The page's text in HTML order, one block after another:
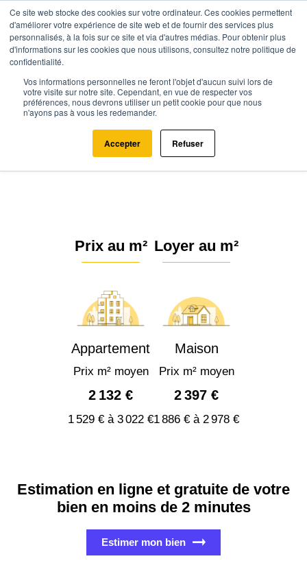
Ce site web stocke des cookies sur votre ordinateur. Ces cookies permettent
d'améliorer votre expérience de site web et de fournir des services plus
personnalisés, à la fois sur ce site et via d'autres médias. Pour obtenir plus
d'informations sur les cookies que nous utilisons, consultez notre politique de
confidentialité.
Vos informations personnelles ne feront l'objet d'aucun suivi lors de
votre visite sur notre site. Cependant, en vue de respecter vos
préférences, nous devrons utiliser un petit cookie pour que nous
n'ayons pas à vous les redemander.
Accepter Refuser
Agence.immo Prix immobilier Hauts-de-France Oise
Villers-Saint-Paul (60870)
Estimation immobilière à Villers-
Saint-Paul : Prix m² 2026
Prix au m²
Appartement
Prix m² moyen
2 132 €
1 529 € à 3 022 €
Loyer au m²
Maison
Prix m² moyen
2 397 €
1 886 € à 2 978 €
Estimation en ligne et gratuite de votre
bien en moins de 2 minutes
Estimer mon bien